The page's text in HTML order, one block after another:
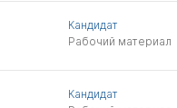
Кандидат
Рабочий материал
Кандидат